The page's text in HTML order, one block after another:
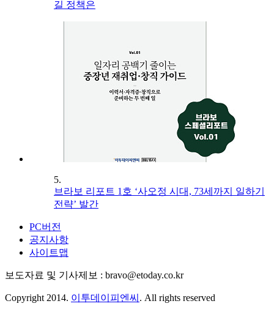
길 정책은
5.
브라보 리포트 1호 ‘사오정 시대, 73세까지 일하기
전략’ 발간
PC버전
공지사항
사이트맵
보도자료 및 기사제보 : bravo@etoday.co.kr
Copyright 2014. 이투데이피엔씨 . All rights reserved